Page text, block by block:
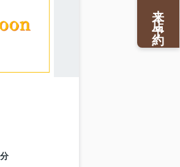
来店予約